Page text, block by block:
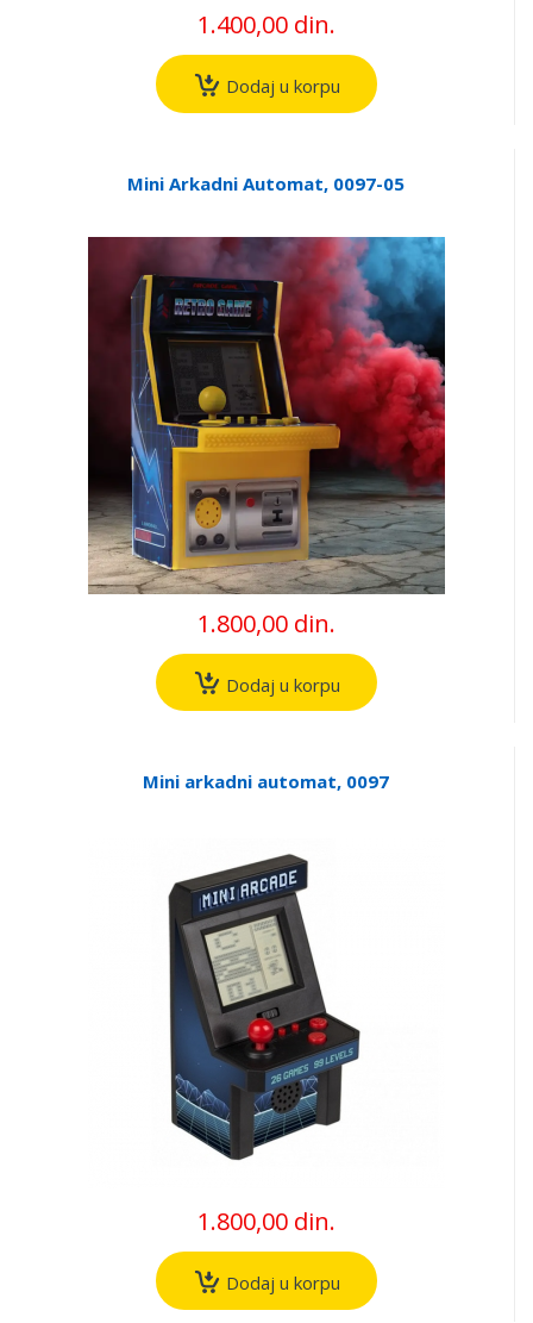
1.400,00 din.
Dodaj u korpu
Mini Arkadni Automat, 0097-05
1.800,00 din.
Dodaj u korpu
Mini arkadni automat, 0097
1.800,00 din.
Dodaj u korpu